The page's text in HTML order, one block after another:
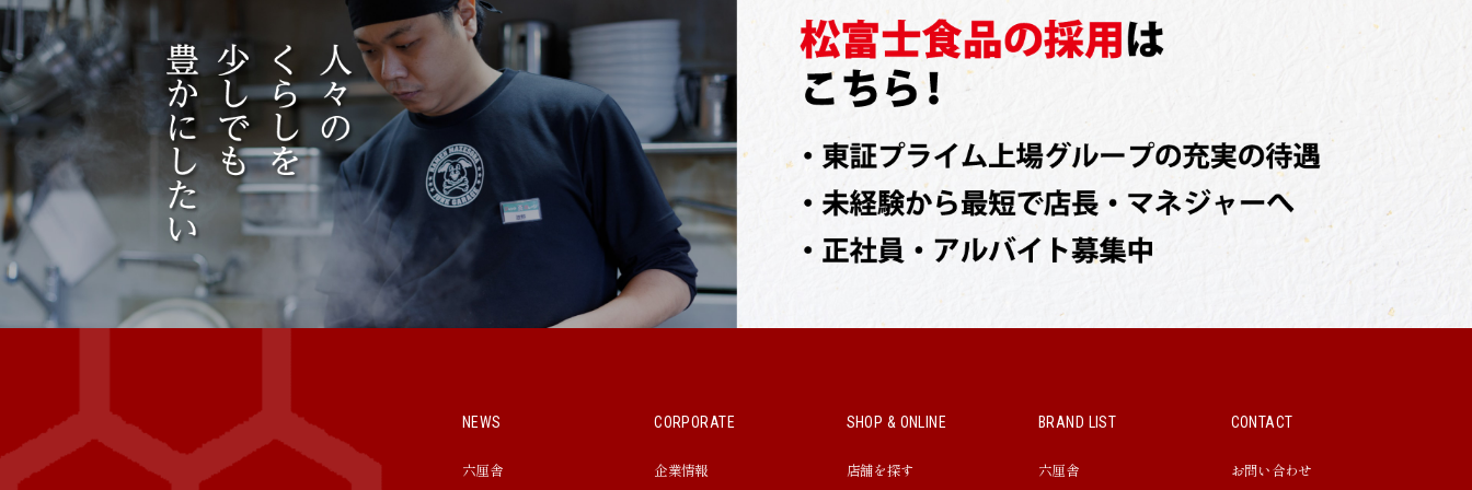
NEWS
六厘舎
CORPORATE
企業情報
SHOP & ONLINE
店舗を探す
BRAND LIST
六厘舎
CONTACT
お問い合わせ